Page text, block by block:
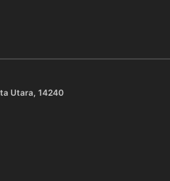
Utara, 14240